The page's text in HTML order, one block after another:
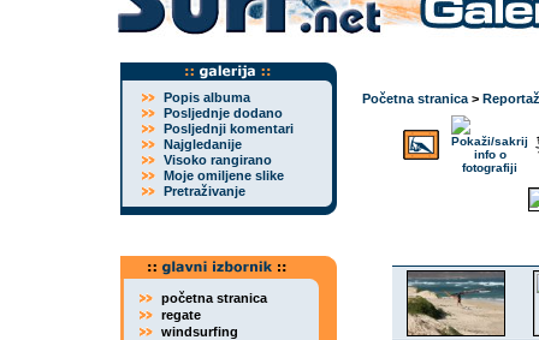
Popis albuma
Posljednje dodano
Posljednji komentari
Najgledanije
Visoko rangirano
Moje omiljene slike
Pretraživanje
početna stranica
regate
windsurfing
Početna stranica >